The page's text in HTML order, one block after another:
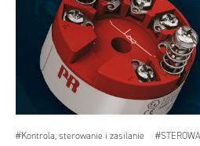
#Kontrola, sterowanie i zasilanie